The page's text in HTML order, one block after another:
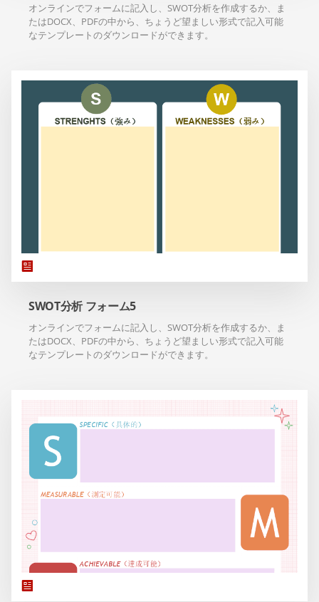
オンラインでフォームに記入し、SWOT分析を作成するか、ま
たはDOCX、PDFの中から、ちょうど望ましい形式で記入可能
なテンプレートのダウンロードができます。
SWOT分析 フォーム5
オンラインでフォームに記入し、SWOT分析を作成するか、ま
たはDOCX、PDFの中から、ちょうど望ましい形式で記入可能
なテンプレートのダウンロードができます。